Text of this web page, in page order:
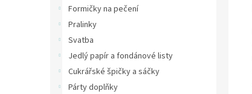
Formičky na pečení
Pralinky
Svatba
Jedlý papír a fondánové listy
Cukrářské špičky a sáčky
Párty doplňky